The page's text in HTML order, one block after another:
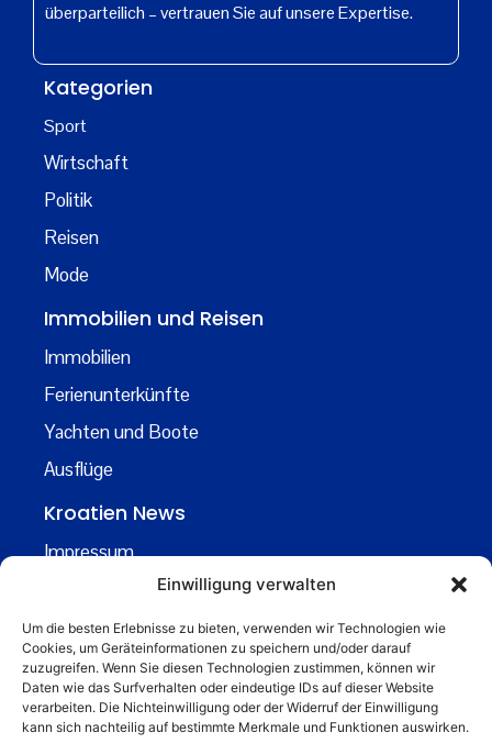
Einwilligung verwalten
Um die besten Erlebnisse zu bieten, verwenden wir Technologien wie
Cookies, um Geräteinformationen zu speichern und/oder darauf
zuzugreifen. Wenn Sie diesen Technologien zustimmen, können wir
Daten wie das Surfverhalten oder eindeutige IDs auf dieser Website
verarbeiten. Die Nichteinwilligung oder der Widerruf der Einwilligung
kann sich nachteilig auf bestimmte Merkmale und Funktionen auswirken.
überparteilich – vertrauen Sie auf unsere Expertise.
Kategorien
Sport
Wirtschaft
Politik
Reisen
Mode
Immobilien und Reisen
Immobilien
Ferienunterkünfte
Yachten und Boote
Ausflüge
Kroatien News
Impressum
Kontakt
Über uns
Business